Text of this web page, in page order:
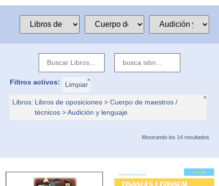
Filtros activos: Limpiar
×
Libros: Libros de oposiciones > Cuerpo de maestros /
técnicos > Audición y lenguaje
×
Mostrando los 14 resultados